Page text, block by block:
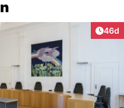
46d